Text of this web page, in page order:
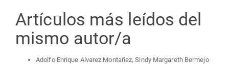
Artículos más leídos del
mismo autor/a
Adolfo Enrique Alvarez Montañez, Sindy Margareth Bermejo